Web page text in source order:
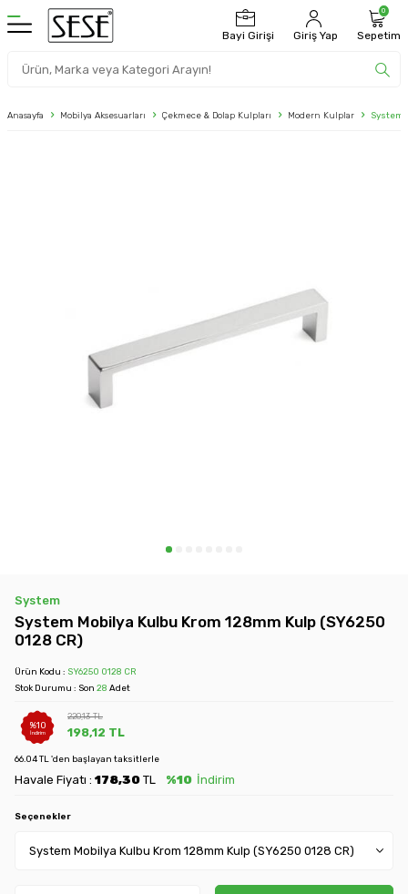
Bayi Girişi Giriş Yap
0
Sepetim
Anasayfa Mobilya Aksesuarları Çekmece & Dolap Kulpları Modern Kulplar System
System
System Mobilya Kulbu Krom 128mm Kulp (SY6250
0128 CR)
Ürün Kodu : SY6250 0128 CR
Stok Durumu : Son 28 Adet
%10
İndirim
220,13TL
198,12 TL
66.04 TL 'den başlayan taksitlerle
Havale Fiyatı : 178,30 TL %10 İndirim
Seçenekler